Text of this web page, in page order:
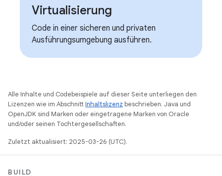
Virtualisierung
Code in einer sicheren und privaten
Ausführungsumgebung ausführen.
Alle Inhalte und Codebeispiele auf dieser Seite unterliegen den
Lizenzen wie im AbschnittInhaltslizenz beschrieben. Java und
OpenJDK sind Marken oder eingetragene Marken von Oracle
und/oder seinen Tochtergesellschaften.
Zuletzt aktualisiert: 2025-03-26 (UTC).
BUILD